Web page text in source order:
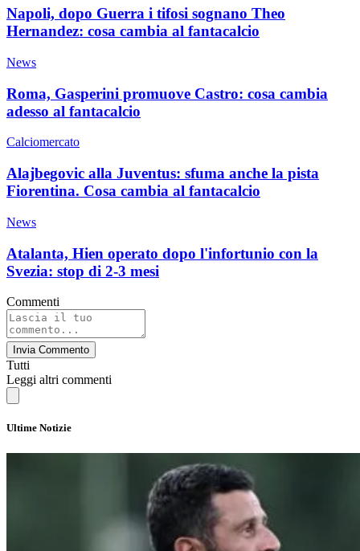
Napoli, dopo Guerra i tifosi sognano Theo
Hernandez: cosa cambia al fantacalcio
News
Roma, Gasperini promuove Castro: cosa cambia
adesso al fantacalcio
Calciomercato
Alajbegovic alla Juventus: sfuma anche la pista
Fiorentina. Cosa cambia al fantacalcio
News
Atalanta, Hien operato dopo l'infortunio con la
Svezia: stop di 2-3 mesi
Commenti
Invia Commento
Tutti
Leggi altri commenti
Ultime Notizie